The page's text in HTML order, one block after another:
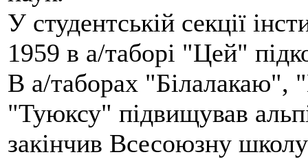
У студентській секції
1959 в а/таборі "Цей"
В а/таборах "Білалакаю",
"Туюксу" підвищував
закінчив Всесоюзну